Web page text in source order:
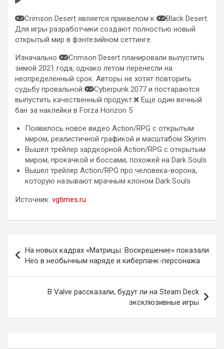
Crimson Desert является приквелом к
Black Desert.
Для игры разработчики создают полностью новый
открытый мир в фэнтезийном сеттинге.
Изначально
Crimson Desert планировали выпустить
зимой 2021 года, однако летом перенесли на
неопределённый срок. Авторы не хотят повторить
судьбу провальной
Cyberpunk 2077 и постараются
выпустить качественный продукт.❌ Ещё один вечный
бан за наклейки в Forza Horizon 5
Появилось новое видео Action/RPG с открытым
миром, реалистичной графикой и масштабом Skyrim
Вышел трейлер хардкорной Action/RPG с открытым
миром, прокачкой и боссами, похожей на Dark Souls
Вышел трейлер Action/RPG про человека-ворона,
которую называют мрачным клоном Dark Souls
Источник: vgtimes.ru
по
записям
На новых кадрах «Матрицы: Воскрешение» показали
Нео в необычным наряде и киберпанк-персонажа
В Valve рассказали, будут ли на Steam Deck
эксклюзивные игры